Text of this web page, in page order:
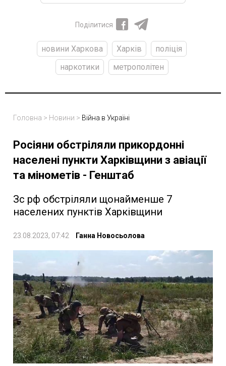
Поділитися
новини Харкова Харків
поліція
наркотики
метрополітен
Головна > Новини > Війна в Україні
Росіяни обстріляли прикордонні
населені пункти Харківщини з авіації
та мінометів - Генштаб
Зс рф обстріляли щонайменше 7
населених пунктів Харківщини
23.08.2023, 07:42 Ганна Новосьолова